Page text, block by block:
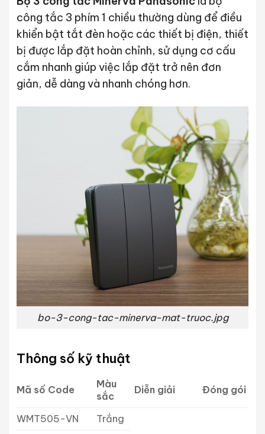
công tắc 3 phím 1 chiều thường dùng để điều
khiển bật tắt đèn hoặc các thiết bị điện, thiết
bị được lắp đặt hoàn chỉnh, sử dụng cơ cấu
cắm nhanh giúp việc lắp đặt trở nên đơn
giản, dễ dàng và nhanh chóng hơn.
bo-3-cong-tac-minerva-mat-truoc.jpg
Thông số kỹ thuật
Mã số Code
Màu
sắc
Diễn giải Đóng gói
WMT505-VN
Trắng